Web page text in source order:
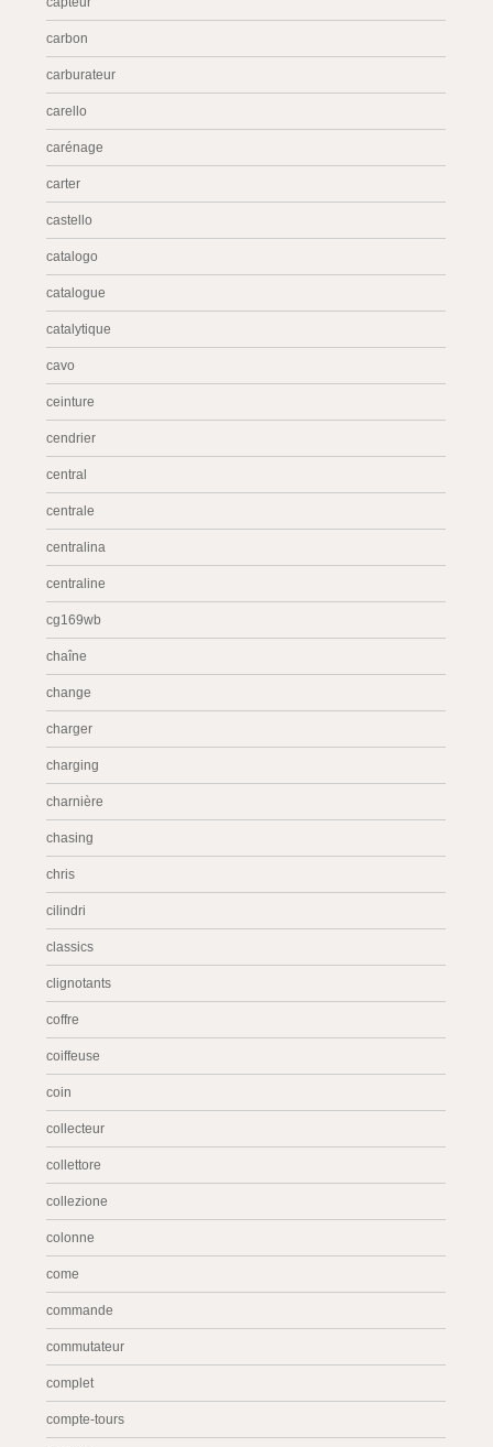
carbon
carburateur
carello
carénage
carter
castello
catalogo
catalogue
catalytique
cavo
ceinture
cendrier
central
centrale
centralina
centraline
cg169wb
chaîne
change
charger
charging
charnière
chasing
chris
cilindri
classics
clignotants
coffre
coiffeuse
coin
collecteur
collettore
collezione
colonne
come
commande
commutateur
complet
compte-tours